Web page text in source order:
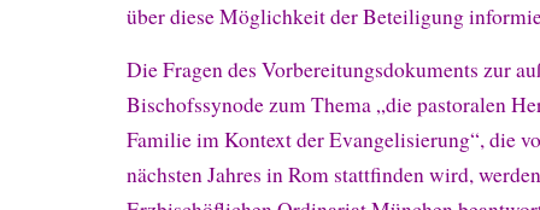
über diese Möglichkeit der Beteiligung
Die Fragen des Vorbereitungsdokuments zur
Bischofssynode zum Thema „die pastoralen
Familie im Kontext der Evangelisierung“, die
nächsten Jahres in Rom stattfinden wird,